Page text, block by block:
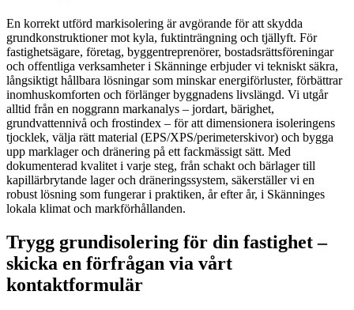
En korrekt utförd markisolering är avgörande för att skydda
grundkonstruktioner mot kyla, fuktinträngning och tjällyft. För
fastighetsägare, företag, byggentreprenörer, bostadsrättsföreningar
och offentliga verksamheter i Skänninge erbjuder vi tekniskt säkra,
långsiktigt hållbara lösningar som minskar energiförluster, förbättrar
inomhuskomforten och förlänger byggnadens livslängd. Vi utgår
alltid från en noggrann markanalys – jordart, bärighet,
grundvattennivå och frostindex – för att dimensionera isoleringens
tjocklek, välja rätt material (EPS/XPS/perimeterskivor) och bygga
upp marklager och dränering på ett fackmässigt sätt. Med
dokumenterad kvalitet i varje steg, från schakt och bärlager till
kapillärbrytande lager och dräneringssystem, säkerställer vi en
robust lösning som fungerar i praktiken, år efter år, i Skänninges
lokala klimat och markförhållanden.
Trygg grundisolering för din fastighet –
skicka en förfrågan via vårt
kontaktformulär